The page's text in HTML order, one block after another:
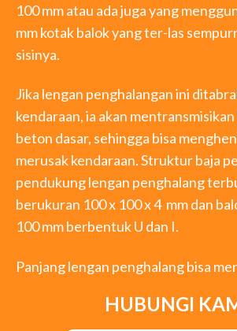
100 mm atau ada juga yang
mm kotak balok yang ter-las
sisinya.
Jika lengan penghalangan ini
kendaraan, ia akan
beton dasar, sehingga bisa
merusak kendaraan. Struktur baja
pendukung lengan penghalang
berukuran 100 x 100 x 4 mm dan
100 mm berbentuk U dan I.
Panjang lengan penghalang bisa
HUBUNGI